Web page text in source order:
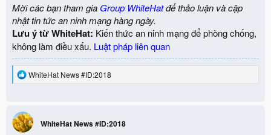
Mời các bạn tham gia Group WhiteHatđể thảo luận và cập
nhật tin tức an ninh mạng hàng ngày.
Lưu ý từ WhiteHat: Kiến thức an ninh mạng để phòng chống,
không làm điều xấu. Luật pháp liên quan
R
t
i
o
WhiteHat News #ID:2018
WhiteHat News #ID:2018